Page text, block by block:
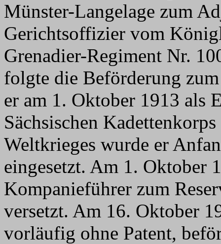
Münster-Langelage zum
Gerichtsoffizier vom
Grenadier-Regiment Nr.
folgte die Beförderung
er am 1. Oktober 1913 als
Sächsischen
Weltkrieges wurde er
eingesetzt. Am 1. Oktober
Kompanieführer zum
versetzt. Am 16. Oktober
vorläufig ohne Patent,